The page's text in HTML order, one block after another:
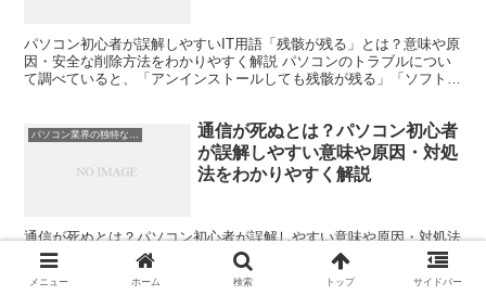
パソコン初心者が誤解しやすいIT用語「残骸が残る」とは？意味や原
因・安全な削除方法をわかりやすく解説 パソコンのトラブルについ
て調べていると、「アンインストールしても残骸が残る」「ソフトの
通信が死ぬとは？パソコン初心者
が誤解しやすい意味や原因・対処
法をわかりやすく解説
通信が死ぬとは？パソコン初心者が誤解しやすい意味や原因・対処法
をわかりやすく解説 パソコンやスマートフォンを使っていると、
「通信が死んだ」「ネットが死んでいる」「回線が死んだ」といった
表現を耳にすることがあります。 初心者の方の中には、「本...
メニュー ホーム 検索 トップ サイドバー